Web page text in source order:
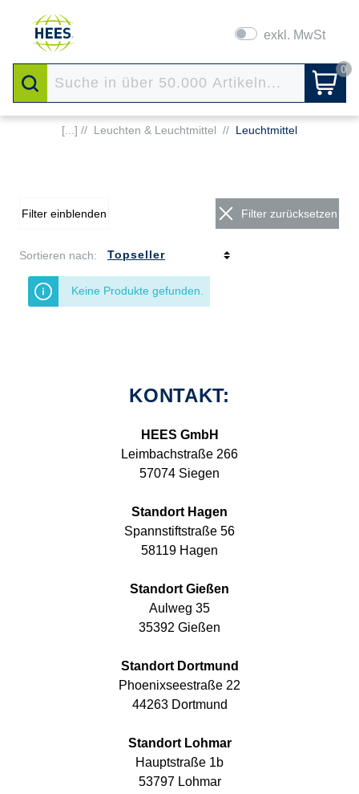
exkl. MwSt
0
[...] // Leuchten & Leuchtmittel // Leuchtmittel
Filter einblenden Filter zurücksetzen
Sortieren nach:
Keine Produkte gefunden.
KONTAKT:
HEES GmbH
Leimbachstraße 266
57074 Siegen
Standort Hagen
Spannstiftstraße 56
58119 Hagen
Standort Gießen
Aulweg 35
35392 Gießen
Standort Dortmund
Phoenixseestraße 22
44263 Dortmund
Standort Lohmar
Hauptstraße 1b
53797 Lohmar